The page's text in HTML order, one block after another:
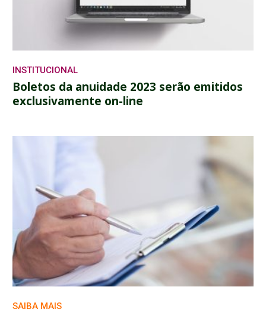
INSTITUCIONAL
Boletos da anuidade 2023 serão emitidos
exclusivamente on-line
SAIBA MAIS